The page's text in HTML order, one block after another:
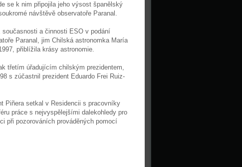
se k nim připojila jeho výsost španělský
návštěvě observatoře Paranal.
a činnosti ESO v podání
Paranal, jim Chilská astronomka María
přiblížila krásy astronomie.
třetím úřadujícím chilským prezidentem,
s zúčastnil prezident Eduardo Frei Ruiz-
Piñera setkal v Residencii s pracovníky
práce s nejvyspělejšími dalekohledy pro
při pozorováních prováděných pomocí